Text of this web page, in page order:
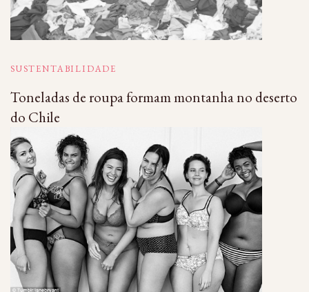
SUSTENTABILIDADE
Toneladas de roupa formam montanha no deserto
do Chile